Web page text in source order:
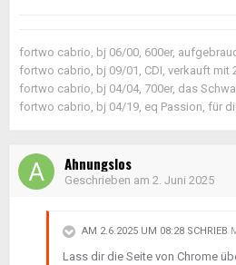
fortwo cabrio, bj 06/00, 600er,
fortwo cabrio, bj 09/01, CDI, verkauft mit
fortwo cabrio, bj 04/04, 700er, das
fortwo cabrio, bj 04/19, eq Passion, für
Ahnungslos
Geschrieben am 2. Juni 2025
AM 2.6.2025 UM 08:28 SCHRIEB
Lass dir die Seite von Chrome